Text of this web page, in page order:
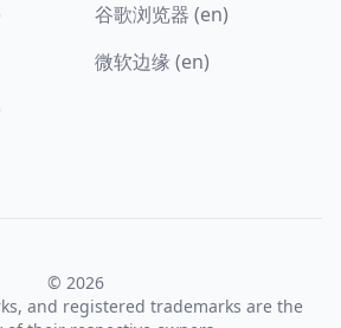
谷歌浏览器 (en)
微软边缘 (en)
© 2026
and registered trademarks are the